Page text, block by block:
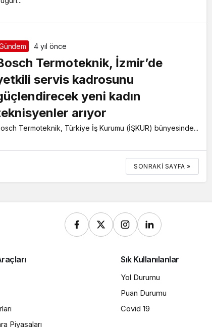
Termoteknik, İzmir’de
servis kadrosunu
yeni kadın
arıyor
Termoteknik, Türkiye İş Kurumu (İŞKUR) bünyesinde...
SONRAKI SAYFA »
Piyasaları
Sık Kullanılanlar
Yol Durumu
Puan Durumu
Covid 19